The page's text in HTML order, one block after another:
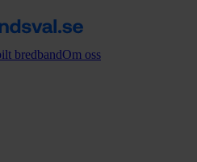
bredbandOm oss